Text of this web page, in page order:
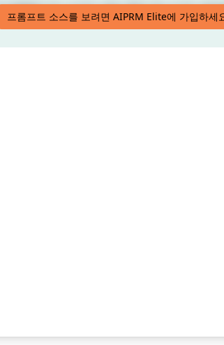
맞춤형으로 쓰여진 생일 축하 메시지로 생일
프롬프트 소스를 보려면 AIPRM Elite에 가입하세